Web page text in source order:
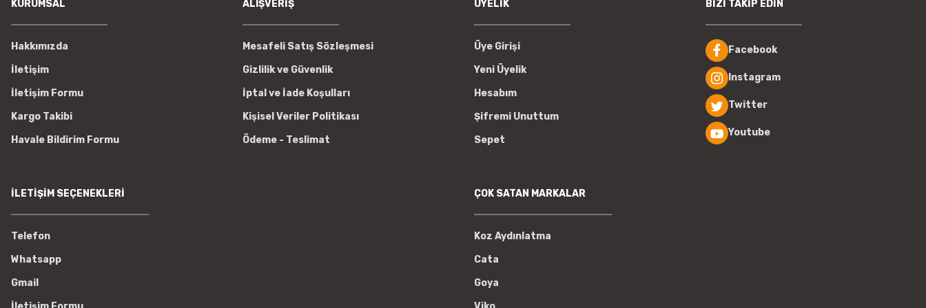
KURUMSAL
Hakkımızda
İletişim
İletişim Formu
Kargo Takibi
Havale Bildirim Formu
ALIŞVERİŞ
Mesafeli Satış Sözleşmesi
Gizlilik ve Güvenlik
İptal ve İade Koşulları
Kişisel Veriler Politikası
Ödeme - Teslimat
ÜYELİK
Üye Girişi
Yeni Üyelik
Hesabım
Şifremi Unuttum
Sepet
BİZİ TAKİP EDİN
Facebook
Instagram
Twitter
Youtube
İLETİŞİM SEÇENEKLERİ
Telefon
Whatsapp
Gmail
ÇOK SATAN MARKALAR
Koz Aydınlatma
Cata
Goya